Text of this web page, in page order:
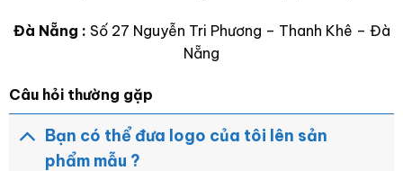
Đà Nẵng : Số 27 Nguyễn Tri Phương – Thanh Khê – Đà
Nẵng
Câu hỏi thường gặp
Bạn có thể đưa logo của tôi lên sản
phẩm mẫu ?